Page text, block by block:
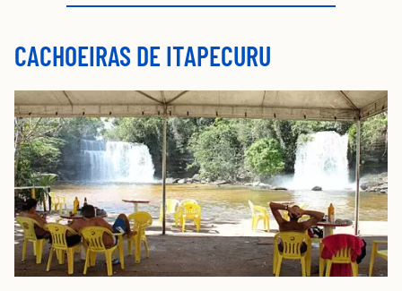
CACHOEIRAS DE ITAPECURU